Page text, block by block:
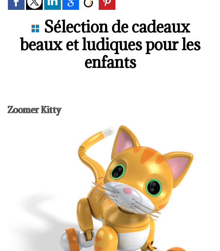
Sélection de cadeaux
beaux et ludiques pour les
enfants
Zoomer Kitty